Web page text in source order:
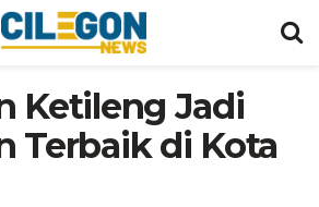
Ketileng Jadi
Terbaik di Kota